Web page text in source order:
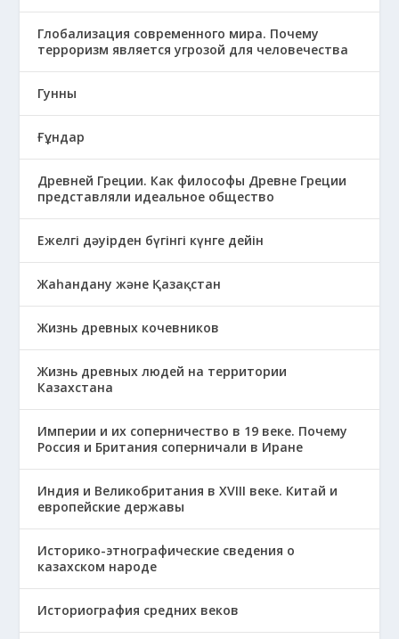
Глобализация современного мира. Почему
терроризм является угрозой для человечества
Гунны
Ғұндар
Древней Греции. Как философы Древне Греции
представляли идеальное общество
Ежелгі дәуірден бүгінгі күнге дейін
Жаһандану және Қазақстан
Жизнь древных кочевников
Жизнь древных людей на территории
Казахстана
Империи и их соперничество в 19 веке. Почему
Россия и Британия соперничали в Иране
Индия и Великобритания в XVIII веке. Китай и
европейские державы
Историко-этнографические сведения о
казахском народе
Историография средних веков